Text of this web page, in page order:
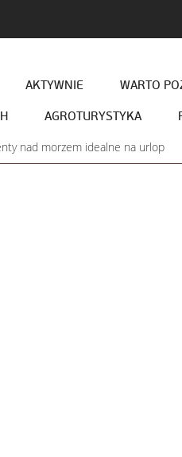
AKTYWNIE WARTO
AGROTURYSTYKA
nad morzem idealne na urlop